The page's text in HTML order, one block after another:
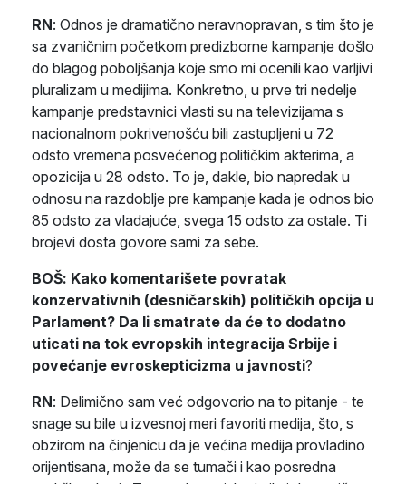
RN: Odnos je dramatično neravnopravan, s tim što je
sa zvaničnim početkom predizborne kampanje došlo
do blagog poboljšanja koje smo mi ocenili kao varljivi
pluralizam u medijima. Konkretno, u prve tri nedelje
kampanje predstavnici vlasti su na televizijama s
nacionalnom pokrivenošću bili zastupljeni u 72
odsto vremena posvećenog političkim akterima, a
opozicija u 28 odsto. To je, dakle, bio napredak u
odnosu na razdoblje pre kampanje kada je odnos bio
85 odsto za vladajuće, svega 15 odsto za ostale. Ti
brojevi dosta govore sami za sebe.
BOŠ: Kako komentarišete povratak
konzervativnih (desničarskih) političkih opcija u
Parlament? Da li smatrate da će to dodatno
uticati na tok evropskih integracija Srbije i
povećanje evroskepticizma u javnosti?
RN: Delimično sam već odgovorio na to pitanje - te
snage su bile u izvesnoj meri favoriti medija, što, s
obzirom na činjenicu da je većina medija provladino
orijentisana, može da se tumači i kao posredna